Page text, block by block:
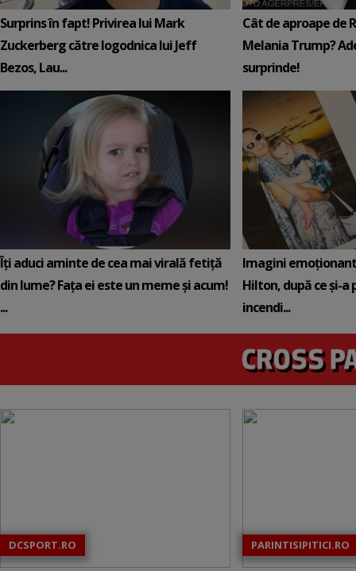
Surprins în fapt! Privirea lui Mark
Zuckerberg către logodnica lui Jeff
Bezos, Lau...
Cât de aproape de
Melania Trump?
surprinde!
Îți aduci aminte de cea mai virală fetiță
din lume? Fața ei este un meme și acum!
...
Imagini
Hilton, după ce și-a
incendi...
DCSPORT.RO PARINTISIPITICI.RO